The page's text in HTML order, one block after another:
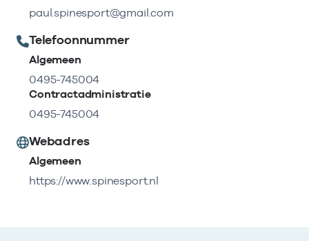
paul.spinesport@gmail.com
Telefoonnummer
Algemeen
0495-745004
Contractadministratie
0495-745004
Webadres
Algemeen
https://www.spinesport.nl